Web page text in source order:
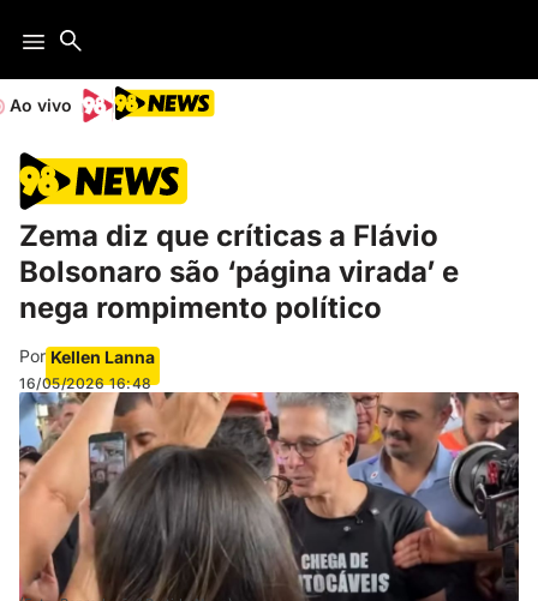
Ao vivo
Zema diz que críticas a Flávio
Bolsonaro são ‘página virada’ e
nega rompimento político
Por Kellen Lanna
16/05/2026 16:48